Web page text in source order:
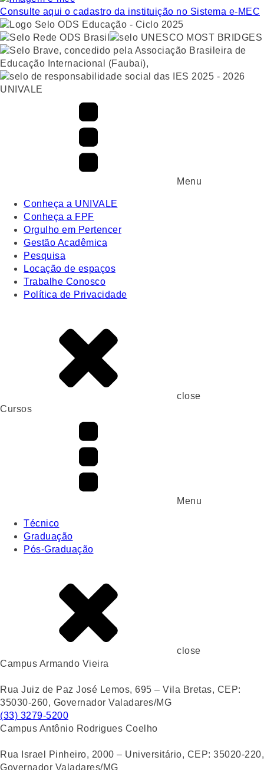
Consulte aqui o cadastro da instituição no Sistema e-MEC
UNIVALE
Menu
Conheça a UNIVALE
Conheça a FPF
Orgulho em Pertencer
Gestão Acadêmica
Pesquisa
Locação de espaços
Trabalhe Conosco
Política de Privacidade
close
Cursos
Menu
Técnico
Graduação
Pós-Graduação
close
Campus Armando Vieira
Rua Juiz de Paz José Lemos, 695 – Vila Bretas, CEP:
35030-260, Governador Valadares/MG
(33) 3279-5200
Campus Antônio Rodrigues Coelho
Rua Israel Pinheiro, 2000 – Universitário, CEP: 35020-220,
Governador Valadares/MG